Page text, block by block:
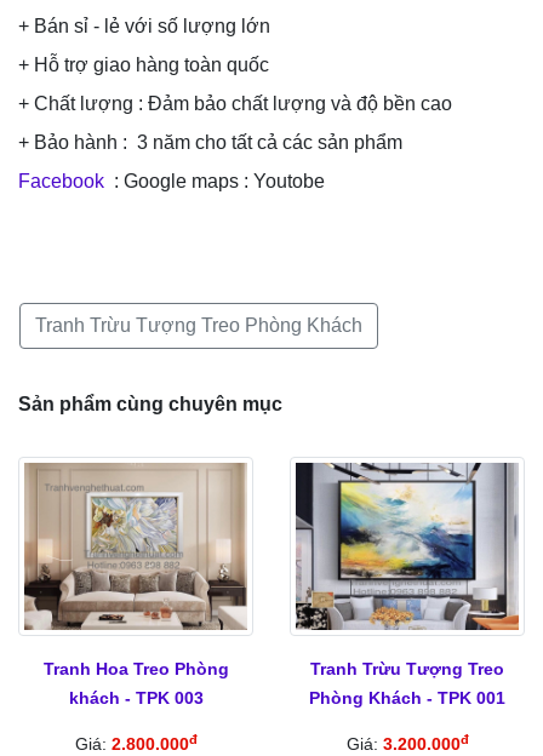
+ Bán sỉ - lẻ với số lượng lớn
+ Hỗ trợ giao hàng toàn quốc
+ Chất lượng : Đảm bảo chất lượng và độ bền cao
+ Bảo hành : 3 năm cho tất cả các sản phẩm
Facebook : Google maps : Youtobe
Tranh Trừu Tượng Treo Phòng Khách
Sản phẩm cùng chuyên mục
Tranh Hoa Treo Phòng
khách - TPK 003
Giá: 2.800.000đ
Tranh Trừu Tượng Treo
Phòng Khách - TPK 001
Giá: 3.200.000đ